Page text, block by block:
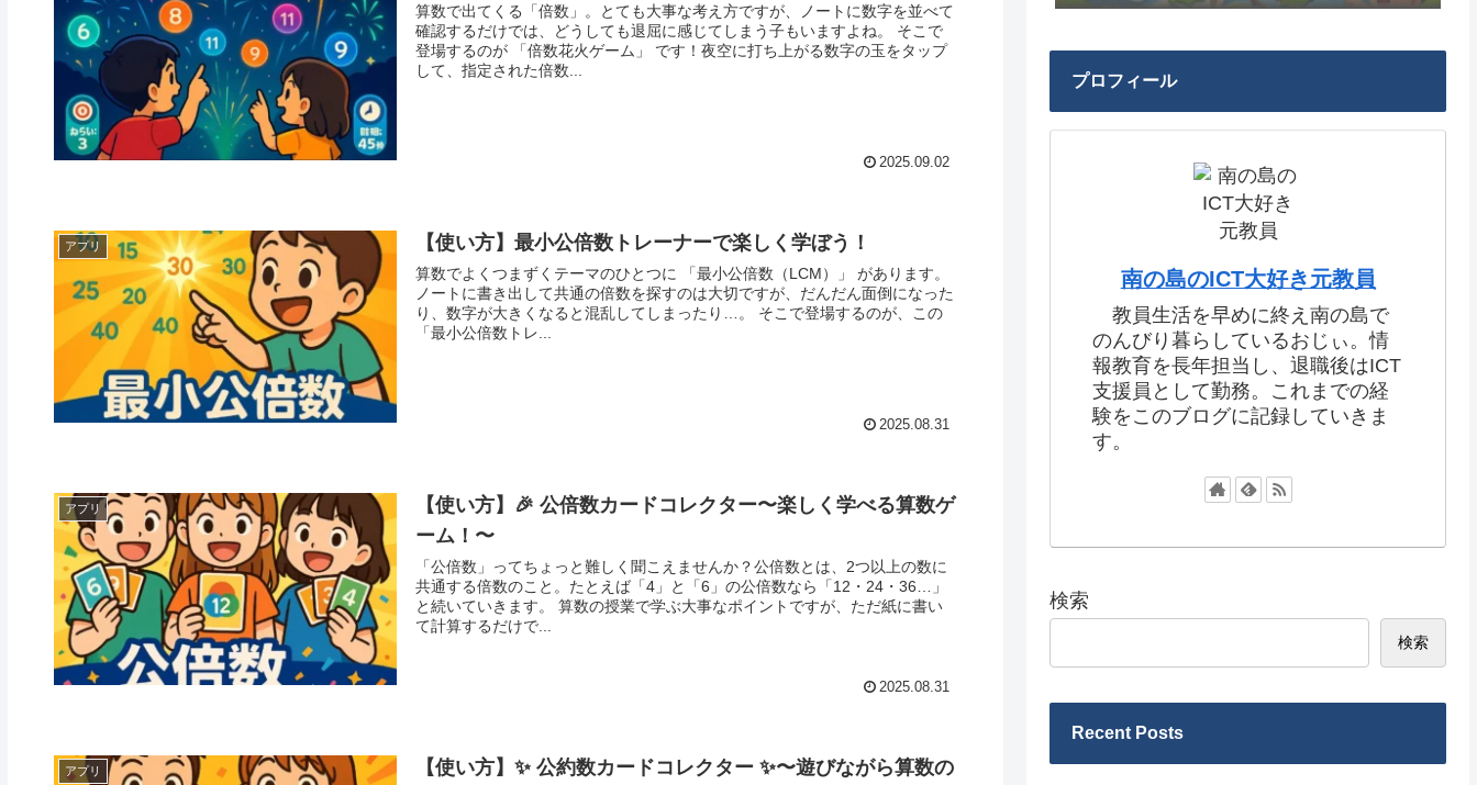
算数で出てくる「倍数」。とても大事な考え方ですが、ノートに数字を並べて
確認するだけでは、どうしても退屈に感じてしまう子もいますよね。 そこで
登場するのが 「倍数花火ゲーム」 です！夜空に打ち上がる数字の玉をタップ
して、指定された倍数...
2025.09.02
アプリ 【使い方】最小公倍数トレーナーで楽しく学ぼう！
算数でよくつまずくテーマのひとつに 「最小公倍数（LCM）」 があります。
ノートに書き出して共通の倍数を探すのは大切ですが、だんだん面倒になった
り、数字が大きくなると混乱してしまったり…。 そこで登場するのが、この
「最小公倍数トレ...
2025.08.31
アプリ
【使い方】🎉 公倍数カードコレクター〜楽しく学べる算数ゲ
ーム！〜
「公倍数」ってちょっと難しく聞こえませんか？公倍数とは、2つ以上の数に
共通する倍数のこと。たとえば「4」と「6」の公倍数なら「12・24・36…」
と続いていきます。 算数の授業で学ぶ大事なポイントですが、ただ紙に書い
て計算するだけで...
2025.08.31
アプリ
【使い方】✨ 公約数カードコレクター ✨〜遊びながら算数の
プロフィール
南の島のICT大好き元教員
教員生活を早めに終え南の島で
のんびり暮らしているおじぃ。情
報教育を長年担当し、退職後はICT
支援員として勤務。これまでの経
験をこのブログに記録していきま
す。
検索
検索
Recent Posts